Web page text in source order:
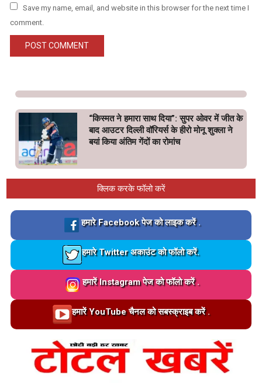
Save my name, email, and website in this browser for the next time I
comment.
“किस्मत ने हमारा साथ दिया”: सुपर ओवर में जीत के
बाद आउटर दिल्ली वॉरियर्स के हीरो मोनू शुक्ला ने
बयां किया अंतिम गेंदों का रोमांच
क्लिक करके फॉलो करें
Loading…
हमारे Facebook पेज को लाइक करें .
Loading…
हमारे Twitter अकाउंट को फॉलो करें.
Loading…
हमारें Instagram पेज को फॉलो करें .
Loading…हमारें YouTube चैनल को सबस्क्राइब करें .